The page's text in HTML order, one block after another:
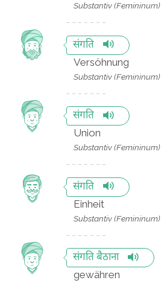
Substantiv (Femininum)
संगति
Versöhnung
Substantiv (Femininum)
संगति
Union
Substantiv (Femininum)
संगति
Einheit
Substantiv (Femininum)
संगति बैठाना
gewähren